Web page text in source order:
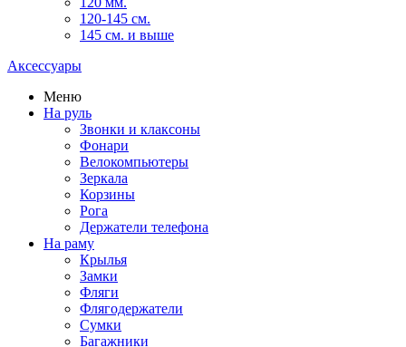
120-145 см.
145 см. и выше
Аксессуары
Меню
На руль
Звонки и клаксоны
Фонари
Велокомпьютеры
Зеркала
Корзины
Рога
Держатели телефона
На раму
Крылья
Замки
Фляги
Флягодержатели
Сумки
Багажники